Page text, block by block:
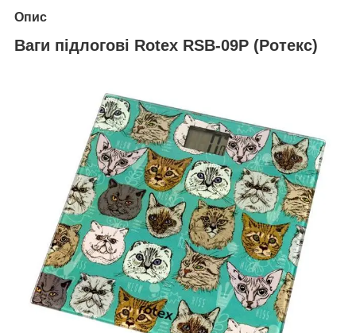
Опис
Ваги підлогові Rotex RSB-09P (Ротекс)